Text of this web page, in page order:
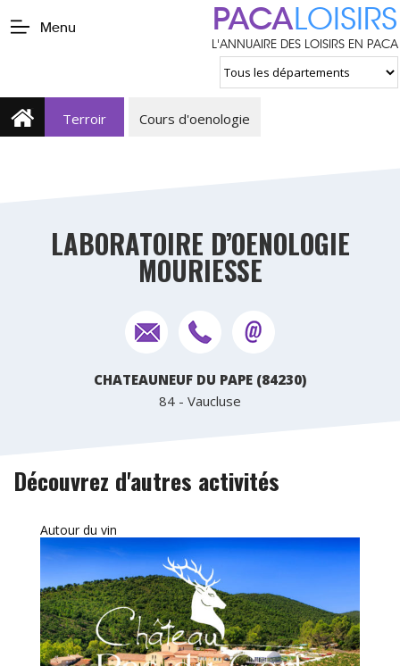
Menu PACALOISIRS
L'ANNUAIRE DES LOISIRS EN PACA
Terroir Cours d'oenologie
LABORATOIRE D’OENOLOGIE
MOURIESSE
CHATEAUNEUF DU PAPE (84230)
84 - Vaucluse
Découvrez d'autres activités
Autour du vin